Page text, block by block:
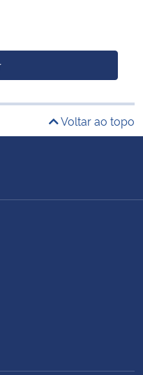
Voltar ao topo